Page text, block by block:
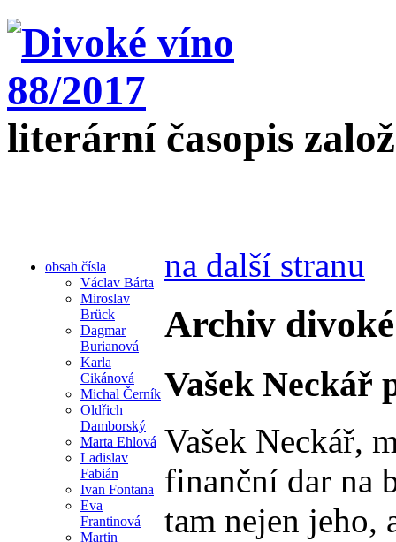
literární časopis
obsah čísla
Václav Bárta
Miroslav
Brück
Dagmar
Burianová
Karla
Cikánová
Michal Černík
Oldřich
Damborský
Marta Ehlová
Ladislav
Fabián
Ivan Fontana
Eva
Frantinová
Martin
na další stranu
Archiv
Vašek Neckář
Vašek Neckář,
finanční dar na
tam nejen jeho,